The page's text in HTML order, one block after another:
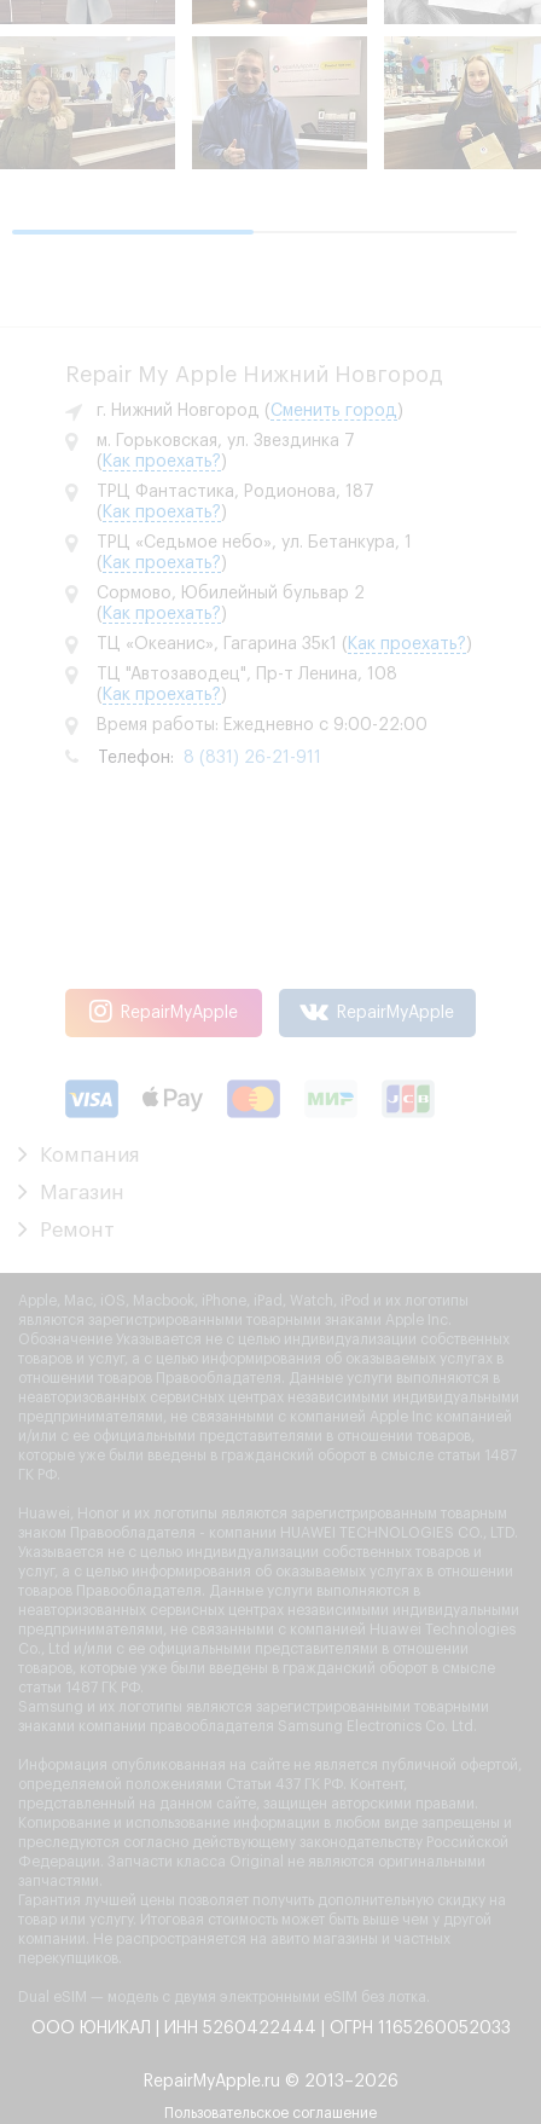
Repair My Apple Нижний Новгород
г. Нижний Новгород ( Сменить город )
м. Горьковская, ул. Звездинка 7
( Как проехать? )
ТРЦ Фантастика, Родионова, 187
( Как проехать? )
ТРЦ «Седьмое небо», ул. Бетанкура, 1
( Как проехать? )
Сормово, Юбилейный бульвар 2
( Как проехать? )
ТЦ «Океанис», Гагарина 35к1
( Как проехать? )
ТЦ "Автозаводец", Пр-т Ленина, 108
( Как проехать? )
Время работы: Ежедневно с 9:00-22:00
Телефон: 8 (831) 26-21-911
RepairMyApple RepairMyApple
Компания
Магазин
Ремонт
Apple, Mac, iOS, Macbook, iPhone, iPad, Watch, iPod и их логотипы
являются зарегистрированными товарными знаками Apple Inc.
Обозначение Указывается не с целью индивидуализации собственных
товаров и услуг, а с целью информирования об оказываемых услугах в
отношении товаров Правообладателя. Данные услуги выполняются в
неавторизованных сервисных центрах независимыми индивидуальными
предпринимателями, не связанными с компанией Apple Inc компанией
и/или с ее официальными представителями в отношении товаров,
которые уже были введены в гражданский оборот в смысле статьи 1487
ГК РФ.
Huawei, Honor и их логотипы являются зарегистрированным товарным
знаком Правообладателя - компании HUAWEI TECHNOLOGIES CO., LTD.
Указывается не с целью индивидуализации собственных товаров и
услуг, а с целью информирования об оказываемых услугах в отношении
товаров Правообладателя. Данные услуги выполняются в
неавторизованных сервисных центрах независимыми индивидуальными
предпринимателями, не связанными с компанией Huawei Technologies
Co., Ltd и/или с ее официальными представителями в отношении
товаров, которые уже были введены в гражданский оборот в смысле
статьи 1487 ГК РФ.
Samsung и их логотипы являются зарегистрированными товарными
знаками компании правообладателя Samsung Electronics Co. Ltd.
Информация опубликованная на сайте не является публичной офертой,
определяемой положениями Статьи 437 ГК РФ. Контент,
представленный на данном сайте, защищен авторскими правами.
Копирование и использование информации в любом виде запрещены и
преследуются согласно действующему законодательству Российской
Федерации. Запчасти класса Original не являются оригинальными
запчастями.
Гарантия лучшей цены позволяет получить дополнительную скидку на
товар или услугу. Итоговая стоимость может быть выше чем у другой
компании. Не распространяется на авито магазины и частных
перекупщиков.
Dual eSIM — модель с двумя электронными eSIM без лотка.
ООО ЮНИКАЛ | ИНН 5260422444 | ОГРН 1165260052033
RepairMyApple.ru © 2013–2026
Пользовательское соглашение